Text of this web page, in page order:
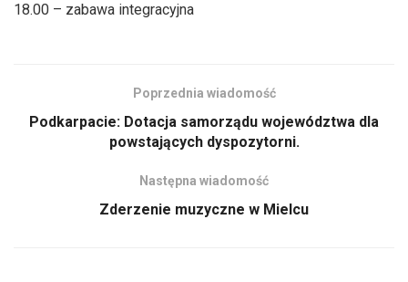
18.00 – zabawa integracyjna
Poprzednia wiadomość
Podkarpacie: Dotacja samorządu województwa dla
powstających dyspozytorni.
Następna wiadomość
Zderzenie muzyczne w Mielcu